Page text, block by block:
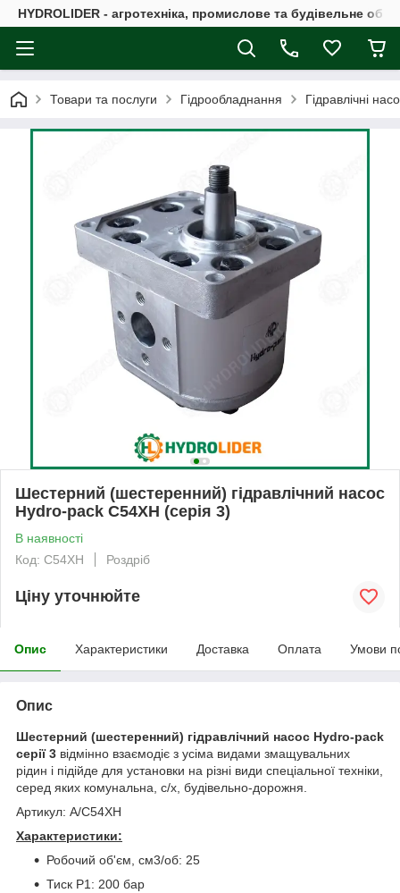
HYDROLIDER - агротехніка, промислове та будівельне
Товари та послуги Гідрообладнання Гідравлічні
Шестерний (шестеренний) гідравлічний насос
Hydro-pack C54XH (серія 3)
В наявності
Код: C54XH
Роздріб
Ціну уточнюйте
Опис Характеристики Доставка Оплата Умови
Опис
Шестерний (шестеренний) гідравлічний насос Hydro-pack
серії 3 відмінно взаємодіє з усіма видами змащувальних
рідин і підійде для установки на різні види спеціальної техніки,
серед яких комунальна, с/х, будівельно-дорожня.
Артикул: A/C54XH
Характеристики:
Робочий об'єм, см3/об: 25
Тиск P1: 200 бар